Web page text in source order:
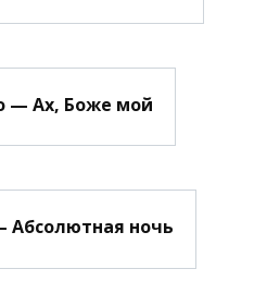
— Ах, Боже мой
Абсолютная ночь